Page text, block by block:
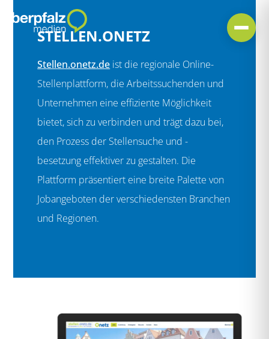
STELLEN.ONETZ
Stellen.onetz.de ist die regionale Online-
Stellenplattform, die Arbeitssuchenden und
Unternehmen eine effiziente Möglichkeit
bietet, sich zu verbinden und trägt dazu bei,
den Prozess der Stellensuche und -
besetzung effektiver zu gestalten. Die
Plattform präsentiert eine breite Palette von
Jobangeboten der verschiedensten Branchen
und Regionen.